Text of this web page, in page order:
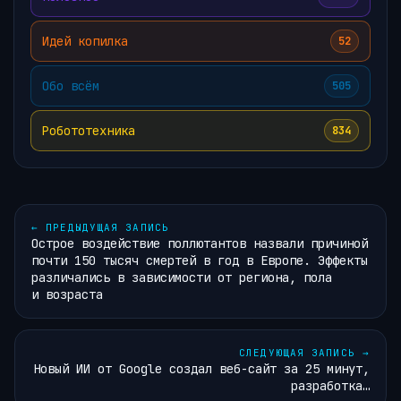
Идей копилка 52
Обо всём 505
Робототехника 834
← ПРЕДЫДУЩАЯ ЗАПИСЬ
Острое воздействие поллютантов назвали причиной
почти 150 тысяч смертей в год в Европе. Эффекты
различались в зависимости от региона, пола
и возраста
СЛЕДУЮЩАЯ ЗАПИСЬ →
Новый ИИ от Google создал веб-сайт за 25 минут,
разработка…